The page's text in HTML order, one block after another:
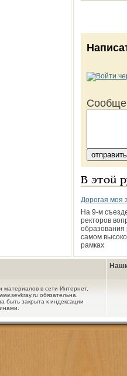
В этой
Дорогая моя
На 9-м
ректоров
самом
рамках
материалов в сети Интернет,
обязательна.
быть закрыта к индексации